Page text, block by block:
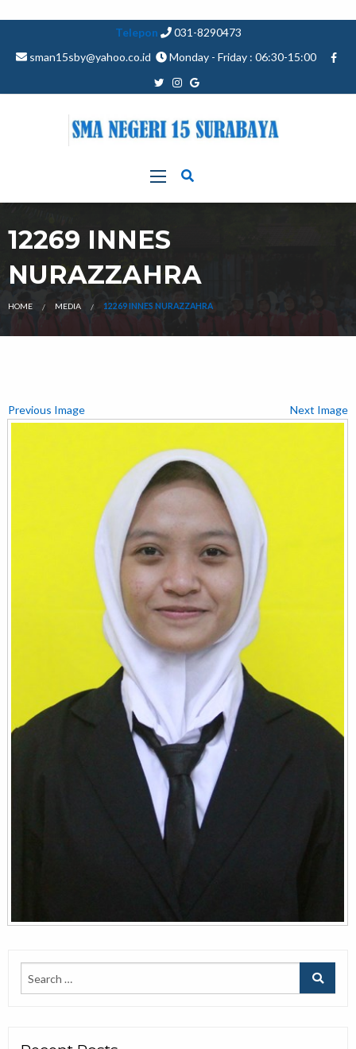
Telepon
031-8290473
sman15sby@yahoo.co.id
Monday - Friday : 06:30-15:00
12269 INNES
NURAZZAHRA
HOME MEDIA 12269 INNES NURAZZAHRA
Previous Image Next Image